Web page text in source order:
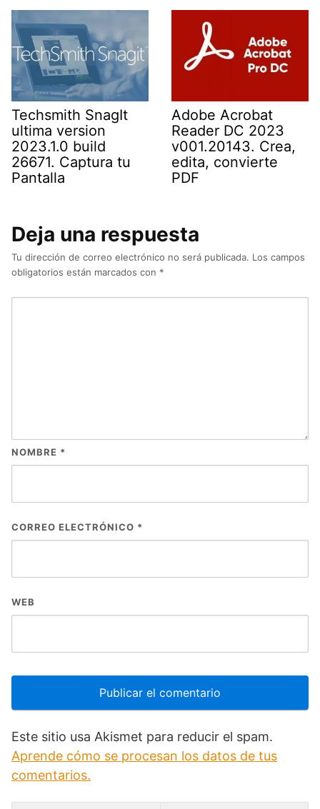
Techsmith SnagIt
ultima version
2023.1.0 build
26671. Captura tu
Pantalla
Adobe Acrobat
Reader DC 2023
v001.20143. Crea,
edita, convierte
PDF
Deja una respuesta
Tu dirección de correo electrónico no será publicada. Los campos
obligatorios están marcados con *
NOMBRE *
CORREO ELECTRÓNICO *
WEB
Este sitio usa Akismet para reducir el spam.
Aprende cómo se procesan los datos de tus
comentarios.